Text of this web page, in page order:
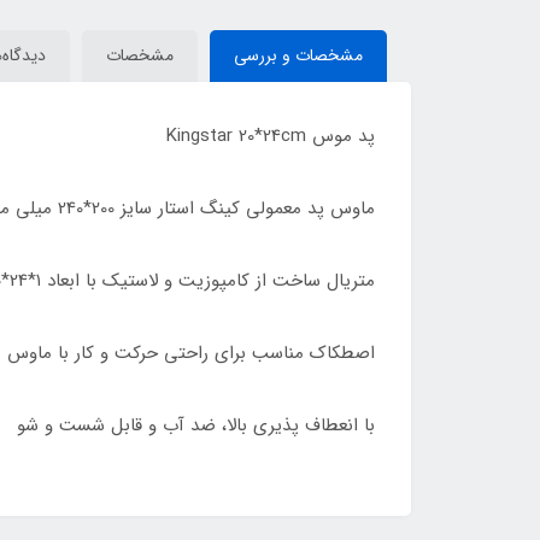
مشخصات و بررسی مشخصات
پد موس Kingstar 20*24cm
ماوس پد معمولی کینگ استار سایز 200*240 میلی متر
متریال ساخت از کامپوزیت و لاستیک با ابعاد ۱*24*20 سانتی متر
اصطکاک مناسب برای راحتی حرکت و کار با ماوس
با انعطاف پذیری بالا، ضد آب و قابل شست و شو